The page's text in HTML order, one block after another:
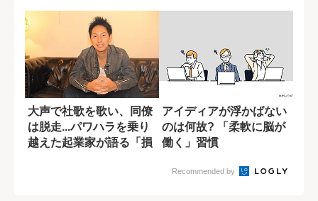
大声で社歌を歌い、同僚
は脱走...パワハラを乗り
越えた起業家が語る「損
アイディアが浮かばない
のは何故? 「柔軟に脳が
働く」習慣
Recommended by